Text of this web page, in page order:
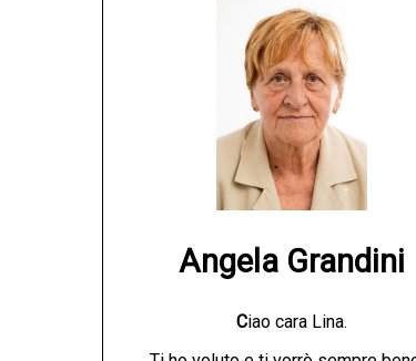
Angela Grandini
Ciao cara Lina.